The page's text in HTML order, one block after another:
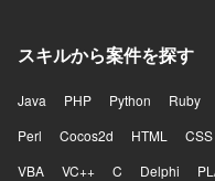
スキルから案件を探す
Java PHP Python Ruby
Perl
Cocos2d HTML CSS
VBA
VC++ C Delphi